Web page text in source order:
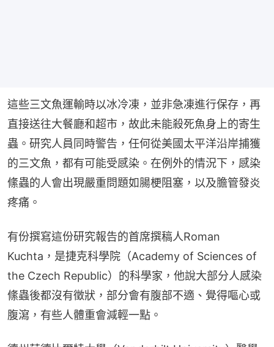
這些三文魚運輸時以冰冷凍，並非急凍進行保存，再
直接送往大餐廳和超市，故此未能殺死魚身上的寄生
蟲。研究人員同時警告，任何從美國太平洋沿岸捕獲
的三文魚，都有可能受感染。在例外的情況下，感染
絛蟲的人會出現嚴重問題如腸梗阻塞，以及膽管發炎
疼痛。
有份撰寫這份研究報告的首席撰稿人Roman
Kuchta，是捷克科學院（Academy of Sciences of
the Czech Republic）的科學家，他說大部分人感染
絛蟲後都沒有徵狀，部分會有腹部不適、覺得嘔心或
腹瀉，有些人體重會減輕一點。